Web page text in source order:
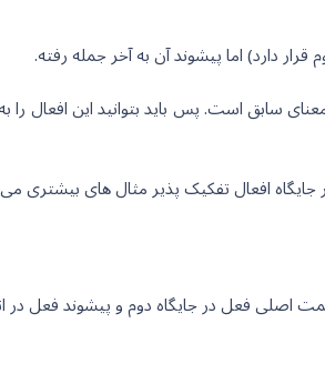
سابق است. پس باید بتوانید این افعال را